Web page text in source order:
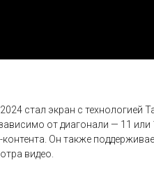
стал экран с технологией
от диагонали — 11
Он также
видео.